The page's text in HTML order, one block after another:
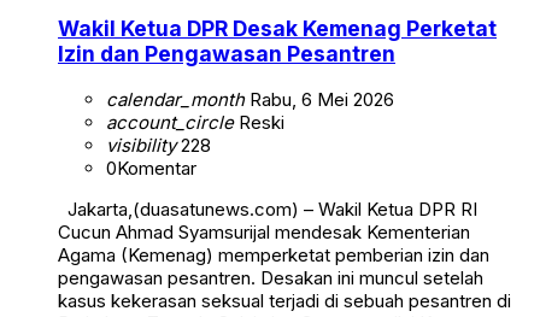
Wakil Ketua DPR Desak Kemenag Perketat
Izin dan Pengawasan Pesantren
calendar_monthRabu, 6 Mei 2026
account_circleReski
visibility228
0Komentar
Jakarta,(duasatunews.com) – Wakil Ketua DPR RI
Cucun Ahmad Syamsurijal mendesak Kementerian
Agama (Kemenag) memperketat pemberian izin dan
pengawasan pesantren. Desakan ini muncul setelah
kasus kekerasan seksual terjadi di sebuah pesantren di